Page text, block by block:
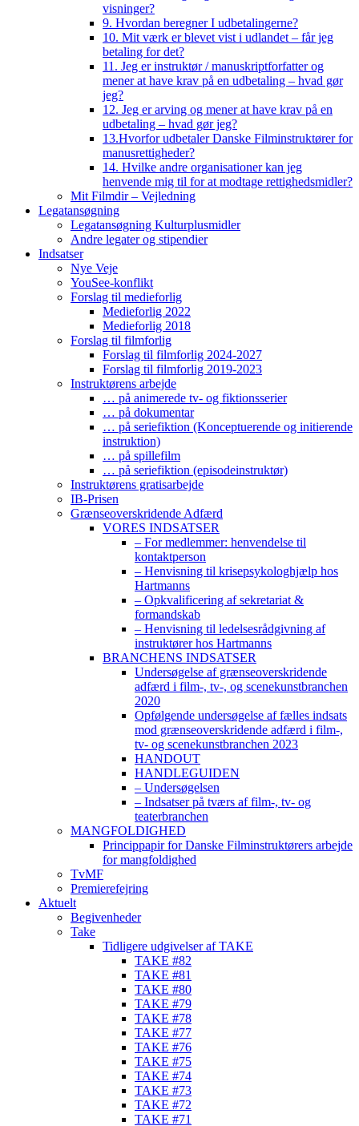
visninger?
9. Hvordan beregner I udbetalingerne?
10. Mit værk er blevet vist i udlandet – får jeg
betaling for det?
11. Jeg er instruktør / manuskriptforfatter og
mener at have krav på en udbetaling – hvad gør
jeg?
12. Jeg er arving og mener at have krav på en
udbetaling – hvad gør jeg?
13.Hvorfor udbetaler Danske Filminstruktører for
manusrettigheder?
14. Hvilke andre organisationer kan jeg
henvende mig til for at modtage rettighedsmidler?
Mit Filmdir – Vejledning
Legatansøgning
Legatansøgning Kulturplusmidler
Andre legater og stipendier
Indsatser
Nye Veje
YouSee-konflikt
Forslag til medieforlig
Medieforlig 2022
Medieforlig 2018
Forslag til filmforlig
Forslag til filmforlig 2024-2027
Forslag til filmforlig 2019-2023
Instruktørens arbejde
… på animerede tv- og fiktionsserier
… på dokumentar
… på seriefiktion (Konceptuerende og initierende
instruktion)
… på spillefilm
… på seriefiktion (episodeinstruktør)
Instruktørens gratisarbejde
IB-Prisen
Grænseoverskridende Adfærd
VORES INDSATSER
– For medlemmer: henvendelse til
kontaktperson
– Henvisning til krisepsykologhjælp hos
Hartmanns
– Opkvalificering af sekretariat &
formandskab
– Henvisning til ledelsesrådgivning af
instruktører hos Hartmanns
BRANCHENS INDSATSER
Undersøgelse af grænseoverskridende
adfærd i film-, tv-, og scenekunstbranchen
2020
Opfølgende undersøgelse af fælles indsats
mod grænseoverskridende adfærd i film-,
tv- og scenekunstbranchen 2023
HANDOUT
HANDLEGUIDEN
– Undersøgelsen
– Indsatser på tværs af film-, tv- og
teaterbranchen
MANGFOLDIGHED
Princippapir for Danske Filminstruktørers arbejde
for mangfoldighed
TvMF
Premierefejring
Aktuelt
Begivenheder
Take
Tidligere udgivelser af TAKE
TAKE #82
TAKE #81
TAKE #80
TAKE #79
TAKE #78
TAKE #77
TAKE #76
TAKE #75
TAKE #74
TAKE #73
TAKE #72
TAKE #71